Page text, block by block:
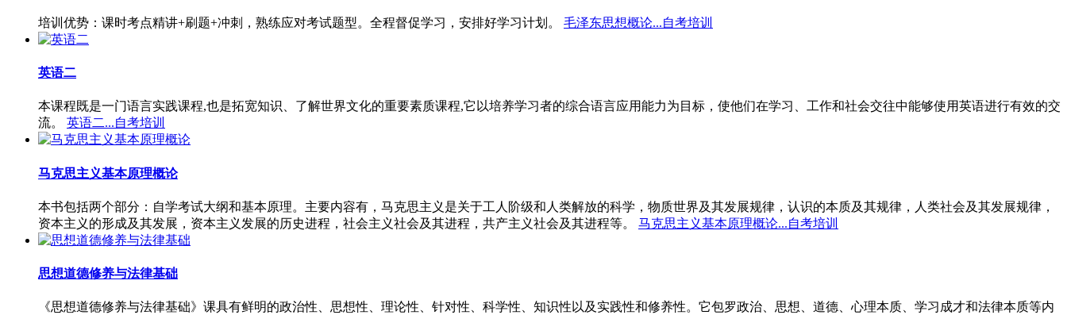
培训优势：课时考点精讲+刷题+冲刺，熟练应对考试题型。全程督促学习，安排好学习计划。 毛泽东思想概论...自考培训
英语二
本课程既是一门语言实践课程,也是拓宽知识、了解世界文化的重要素质课程,它以培养学习者的综合语言应用能力为目标，使他们在学习、工作和社会交往中能够使用英语进行有效的交
流。
英语二...自考培训
马克思主义基本原理概论
本书包括两个部分：自学考试大纲和基本原理。主要内容有，马克思主义是关于工人阶级和人类解放的科学，物质世界及其发展规律，认识的本质及其规律，人类社会及其发展规律，
资本主义的形成及其发展，资本主义发展的历史进程，社会主义社会及其进程，共产主义社会及其进程等。
马克思主义基本原理概论...自考培训
思想道德修养与法律基础
《思想道德修养与法律基础》课具有鲜明的政治性、思想性、理论性、针对性、科学性、知识性以及实践性和修养性。它包罗政治、思想、道德、心理本质、学习成才和法律本质等内